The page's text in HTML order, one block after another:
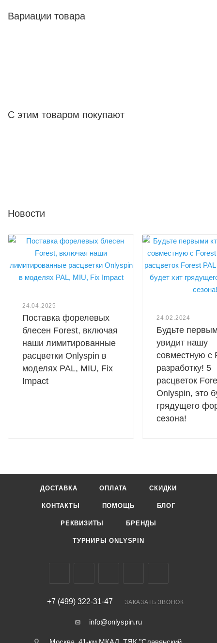
Вариации товара
С этим товаром покупают
Новости
24.04.2025
Поставка форелевых
блесен Forest, включая
наши лимитированные
расцветки Onlyspin в
моделях PAL, MIU, Fix
Impact
24.02.2024
Будьте
увидит нашу
совместную с
разработку! 5
расцветок
Onlyspin, это
грядущего
сезона!
ДОСТАВКА ОПЛАТА СКИДКИ
КОНТАКТЫ ПОМОЩЬ БЛОГ
РЕКВИЗИТЫ БРЕНДЫ
ТУРНИРЫ ONLYSPIN
+7 (499) 322-31-47 ЗАКАЗАТЬ ЗВОНОК
info@onlyspin.ru